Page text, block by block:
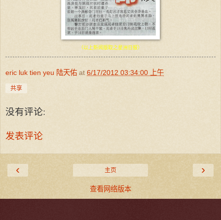
（以上新闻版取之星洲日报）
eric luk tien yeu 陆天佑 at 6/17/2012 03:34:00 上午
共享
没有评论:
发表评论
‹ ›
主页
查看网络版本